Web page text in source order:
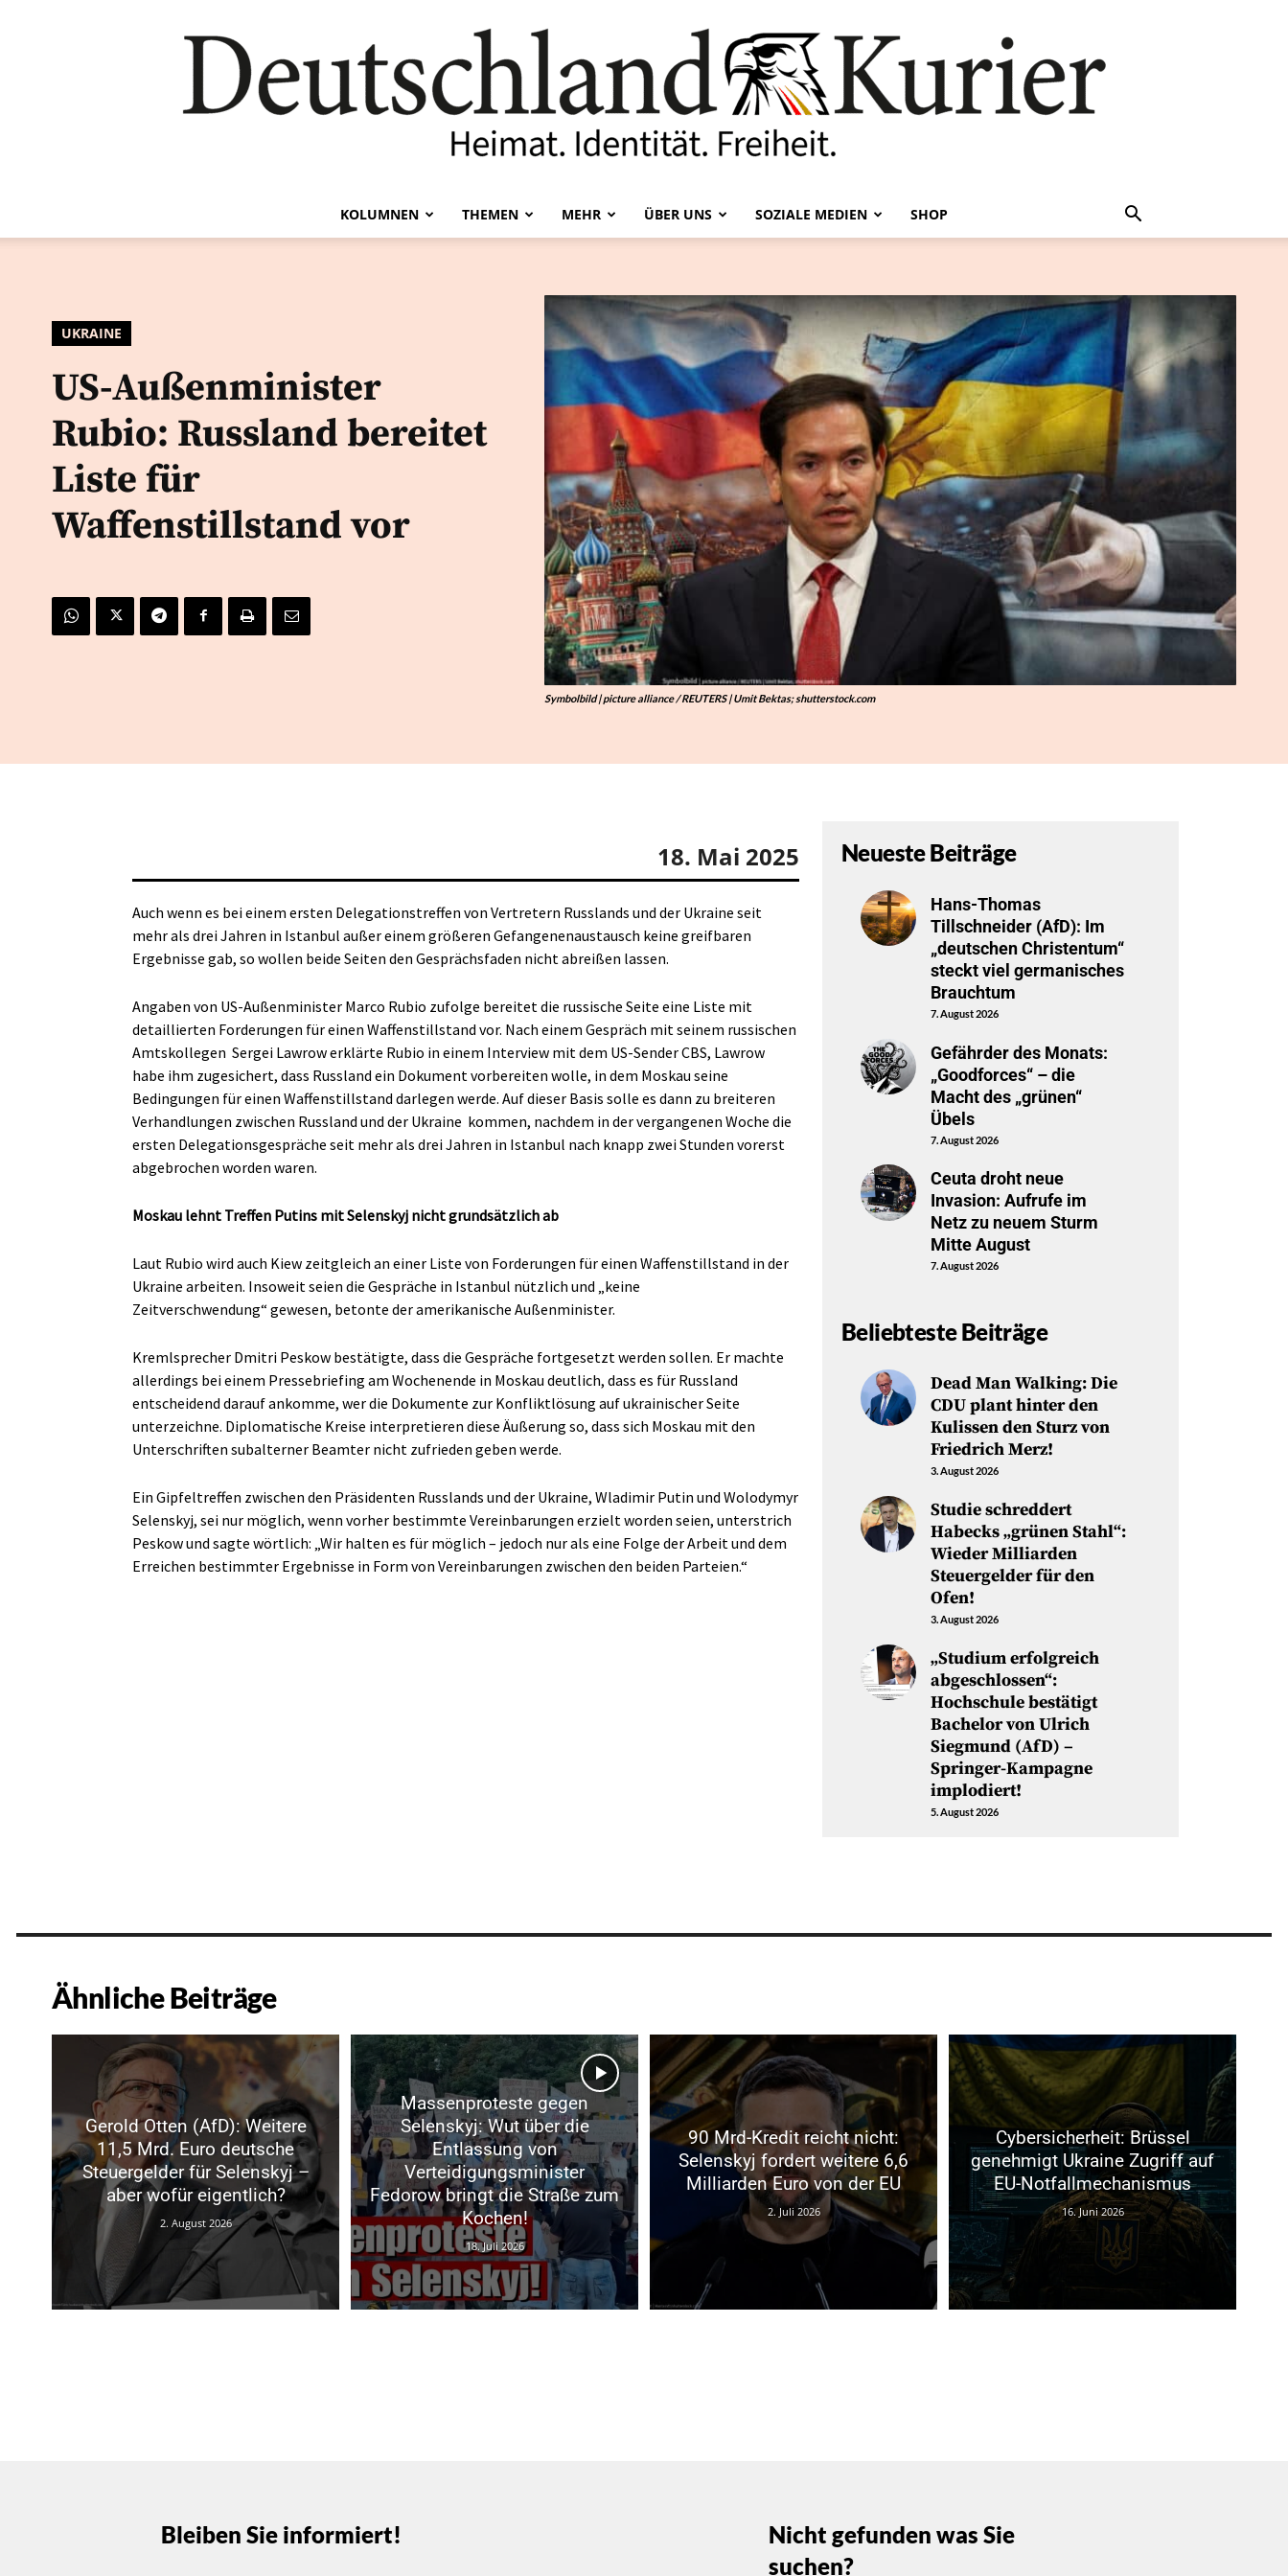
Kurier
KOLUMNEN THEMEN MEHR ÜBER UNS SOZIALE MEDIEN SHOP
UKRAINE
US-Außenminister
Rubio: Russland bereitet
Liste für
Waffenstillstand vor
Symbolbild | picture alliance / REUTERS | Umit Bektas; shutterstock.com
18. Mai 2025
Auch wenn es bei einem ersten Delegationstreffen von Vertretern Russlands und der Ukraine seit
mehr als drei Jahren in Istanbul außer einem größeren Gefangenenaustausch keine greifbaren
Ergebnisse gab, so wollen beide Seiten den Gesprächsfaden nicht abreißen lassen.
Angaben von US-Außenminister Marco Rubio zufolge bereitet die russische Seite eine Liste mit
detaillierten Forderungen für einen Waffenstillstand vor. Nach einem Gespräch mit seinem russischen
Amtskollegen Sergei Lawrow erklärte Rubio in einem Interview mit dem US-Sender CBS, Lawrow
habe ihm zugesichert, dass Russland ein Dokument vorbereiten wolle, in dem Moskau seine
Bedingungen für einen Waffenstillstand darlegen werde. Auf dieser Basis solle es dann zu breiteren
Verhandlungen zwischen Russland und der Ukraine kommen, nachdem in der vergangenen Woche die
ersten Delegationsgespräche seit mehr als drei Jahren in Istanbul nach knapp zwei Stunden vorerst
abgebrochen worden waren.
Moskau lehnt Treffen Putins mit Selenskyj nicht grundsätzlich ab
Laut Rubio wird auch Kiew zeitgleich an einer Liste von Forderungen für einen Waffenstillstand in der
Ukraine arbeiten. Insoweit seien die Gespräche in Istanbul nützlich und „keine
Zeitverschwendung“ gewesen, betonte der amerikanische Außenminister.
Kremlsprecher Dmitri Peskow bestätigte, dass die Gespräche fortgesetzt werden sollen. Er machte
allerdings bei einem Pressebriefing am Wochenende in Moskau deutlich, dass es für Russland
entscheidend darauf ankomme, wer die Dokumente zur Konfliktlösung auf ukrainischer Seite
unterzeichne. Diplomatische Kreise interpretieren diese Äußerung so, dass sich Moskau mit den
Unterschriften subalterner Beamter nicht zufrieden geben werde.
Ein Gipfeltreffen zwischen den Präsidenten Russlands und der Ukraine, Wladimir Putin und Wolodymyr
Selenskyj, sei nur möglich, wenn vorher bestimmte Vereinbarungen erzielt worden seien, unterstrich
Peskow und sagte wörtlich: „Wir halten es für möglich – jedoch nur als eine Folge der Arbeit und dem
Erreichen bestimmter Ergebnisse in Form von Vereinbarungen zwischen den beiden Parteien.“
Neueste Beiträge
Hans-Thomas
Tillschneider (AfD): Im
„deutschen Christentum“
steckt viel germanisches
Brauchtum
7. August 2026
Gefährder des Monats:
„Goodforces“ – die
Macht des „grünen“
Übels
7. August 2026
Ceuta droht neue
Invasion: Aufrufe im
Netz zu neuem Sturm
Mitte August
7. August 2026
Beliebteste Beiträge
Dead Man Walking: Die
CDU plant hinter den
Kulissen den Sturz von
Friedrich Merz!
3. August 2026
Studie schreddert
Habecks „grünen Stahl“:
Wieder Milliarden
Steuergelder für den
Ofen!
3. August 2026
„Studium erfolgreich
abgeschlossen“:
Hochschule bestätigt
Bachelor von Ulrich
Siegmund (AfD) –
Springer-Kampagne
implodiert!
5. August 2026
Ähnliche Beiträge
Gerold Otten (AfD): Weitere
11,5 Mrd. Euro deutsche
Steuergelder für Selenskyj –
aber wofür eigentlich?
2. August 2026
Massenproteste gegen
Selenskyj: Wut über die
Entlassung von
Verteidigungsminister
Fedorow bringt die Straße zum
Kochen!
18. Juli 2026
90 Mrd-Kredit reicht nicht:
Selenskyj fordert weitere 6,6
Milliarden Euro von der EU
2. Juli 2026
Cybersicherheit: Brüssel
genehmigt Ukraine Zugriff auf
EU-Notfallmechanismus
16. Juni 2026
Bleiben Sie informiert!
Nicht gefunden was Sie
suchen?